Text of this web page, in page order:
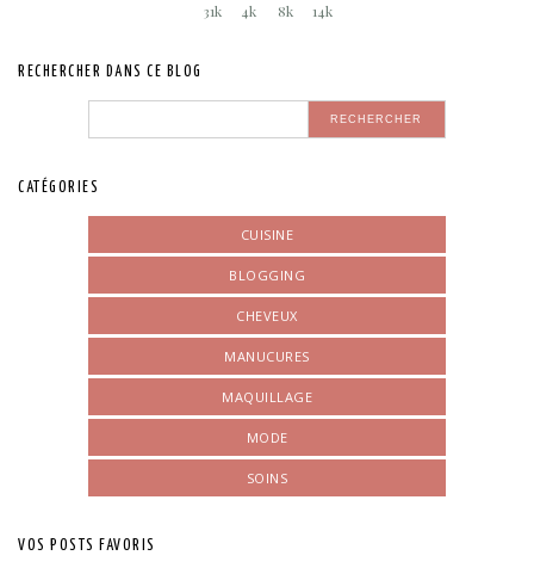
31k 4k 8k 14k
RECHERCHER DANS CE BLOG
CATÉGORIES
CUISINE
BLOGGING
CHEVEUX
MANUCURES
MAQUILLAGE
MODE
SOINS
VOS POSTS FAVORIS